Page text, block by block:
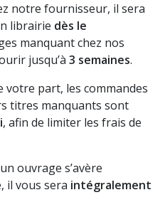
notre fournisseur, il sera
librairie dès le
manquant chez nos
jusqu’à 3 semaines.
part, les commandes
titres manquants sont
, afin de limiter les frais de
ouvrage s’avère
il vous sera intégralement